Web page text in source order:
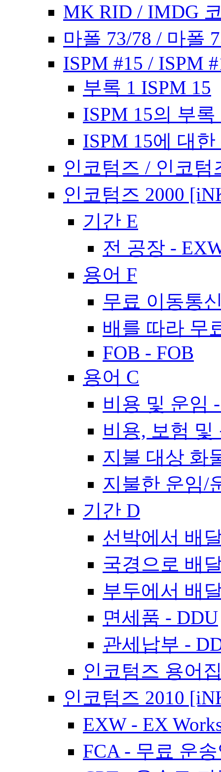
MK RID / IMDG
마폴 73/78 / 마폴
ISPM #15 / ISPM
부록 1 ISPM 15
ISPM 15의 부록
ISPM 15에 대
인코텀즈 / 인코텀
인코텀즈 2000
기간 E
전 공장 -
용어 F
무료 이동통
배를 따라 무
FOB - FOB
용어 C
비용 및 운임
비용, 보험 및
지불 대상 화
지불한 운임/
기간 D
선박에서 배
국경으로 배
부두에서 배
면세품 - DDU
관세납부 -
인코텀즈 용어
인코텀즈 2010
EXW - EX
FCA - 무료 운